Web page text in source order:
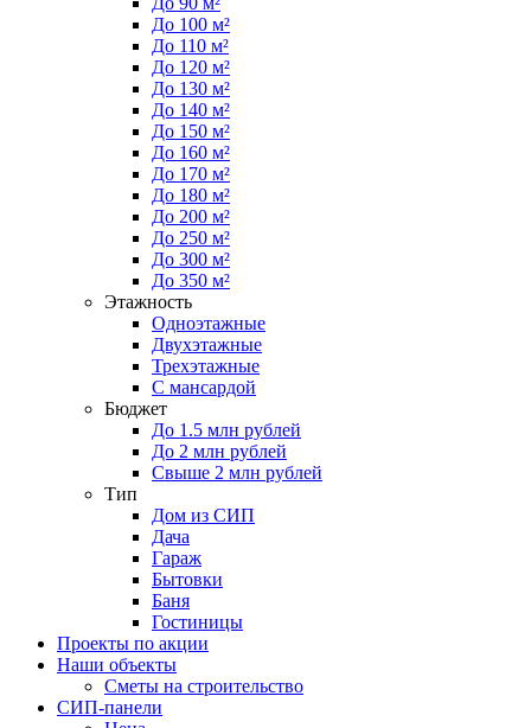
До 100 м²
До 110 м²
До 120 м²
До 130 м²
До 140 м²
До 150 м²
До 160 м²
До 170 м²
До 180 м²
До 200 м²
До 250 м²
До 300 м²
До 350 м²
Этажность
Одноэтажные
Двухэтажные
Трехэтажные
С мансардой
Бюджет
До 1.5 млн рублей
До 2 млн рублей
Свыше 2 млн рублей
Тип
Дом из СИП
Дача
Гараж
Бытовки
Баня
Гостиницы
Проекты по акции
Наши объекты
Сметы на строительство
СИП-панели